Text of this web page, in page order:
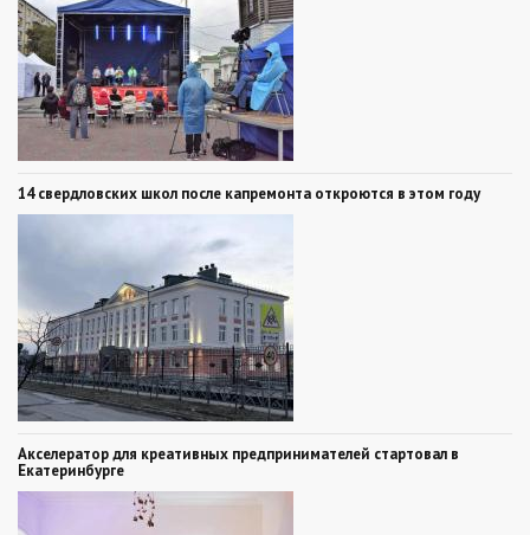
14 свердловских школ после капремонта откроются в этом году
Акселератор для креативных предпринимателей стартовал в
Екатеринбурге